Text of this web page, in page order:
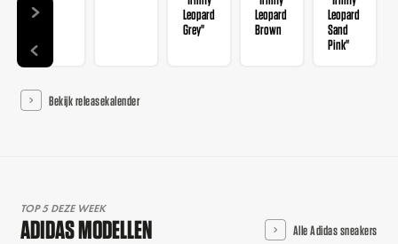
Leopard
Grey"
Leopard
Brown
Leopard
Sand
Pink"
Bekijk releasekalender
TOP 5 DEZE WEEK
ADIDAS MODELLEN Alle Adidas sneakers